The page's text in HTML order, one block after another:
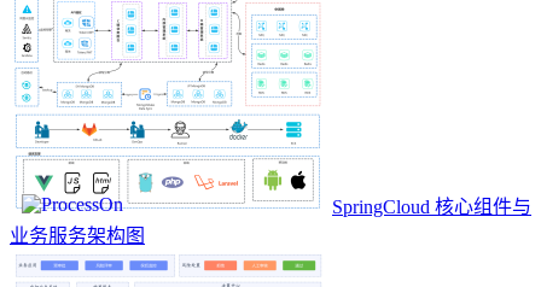
SpringCloud 核心组件与
业务服务架构图